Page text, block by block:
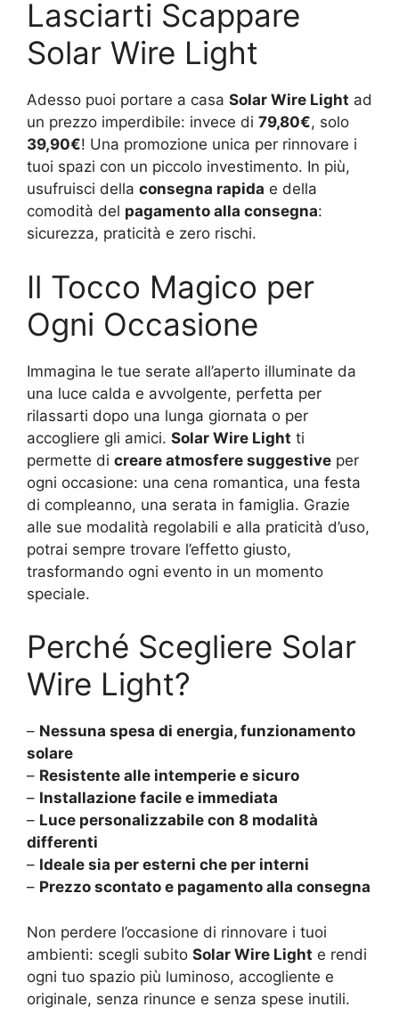
Lasciarti Scappare
Solar Wire Light
Adesso puoi portare a casa Solar Wire Light ad
un prezzo imperdibile: invece di 79,80€, solo
39,90€! Una promozione unica per rinnovare i
tuoi spazi con un piccolo investimento. In più,
usufruisci della consegna rapida e della
comodità del pagamento alla consegna:
sicurezza, praticità e zero rischi.
Il Tocco Magico per
Ogni Occasione
Immagina le tue serate all’aperto illuminate da
una luce calda e avvolgente, perfetta per
rilassarti dopo una lunga giornata o per
accogliere gli amici. Solar Wire Light ti
permette di creare atmosfere suggestive per
ogni occasione: una cena romantica, una festa
di compleanno, una serata in famiglia. Grazie
alle sue modalità regolabili e alla praticità d’uso,
potrai sempre trovare l’effetto giusto,
trasformando ogni evento in un momento
speciale.
Perché Scegliere Solar
Wire Light?
– Nessuna spesa di energia, funzionamento
solare
– Resistente alle intemperie e sicuro
– Installazione facile e immediata
– Luce personalizzabile con 8 modalità
differenti
– Ideale sia per esterni che per interni
– Prezzo scontato e pagamento alla consegna
Non perdere l’occasione di rinnovare i tuoi
ambienti: scegli subito Solar Wire Light e rendi
ogni tuo spazio più luminoso, accogliente e
originale, senza rinunce e senza spese inutili.